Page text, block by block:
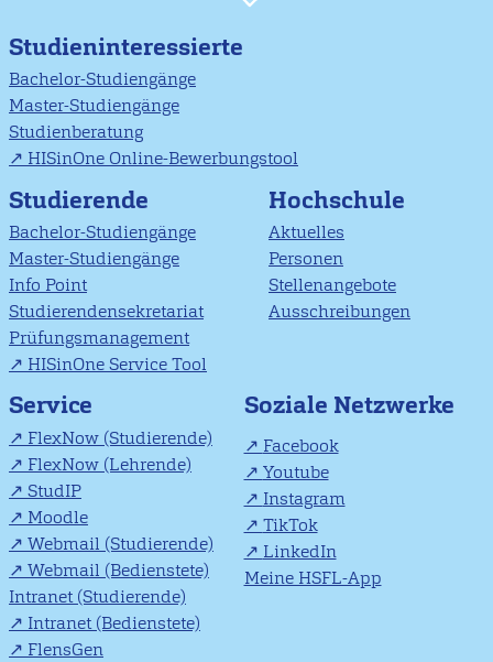
Studieninteressierte
Bachelor-Studiengänge
Master-Studiengänge
Studienberatung
HISinOne Online-Bewerbungstool
Studierende
Bachelor-Studiengänge
Master-Studiengänge
Info Point
Studierendensekretariat
Prüfungsmanagement
HISinOne Service Tool
Hochschule
Aktuelles
Personen
Stellenangebote
Ausschreibungen
Service
FlexNow (Studierende)
FlexNow (Lehrende)
StudIP
Moodle
Webmail (Studierende)
Webmail (Bedienstete)
Intranet (Studierende)
Intranet (Bedienstete)
FlensGen
Soziale Netzwerke
Facebook
Youtube
Instagram
TikTok
LinkedIn
Meine HSFL-App